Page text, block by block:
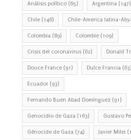
Análisis político (65) Argentina (147)
Chile (146) Chile-America latina-
Colombia (89) Colombie (109)
Crisis del coronavirus (62) Donald
Douce France (91) Dulce Francia (63)
Ecuador (93)
Fernando Buen Abad Domínguez (91)
Genocidio de Gaza (163) Gustavo
Génocide de Gaza (74) Javier Milei